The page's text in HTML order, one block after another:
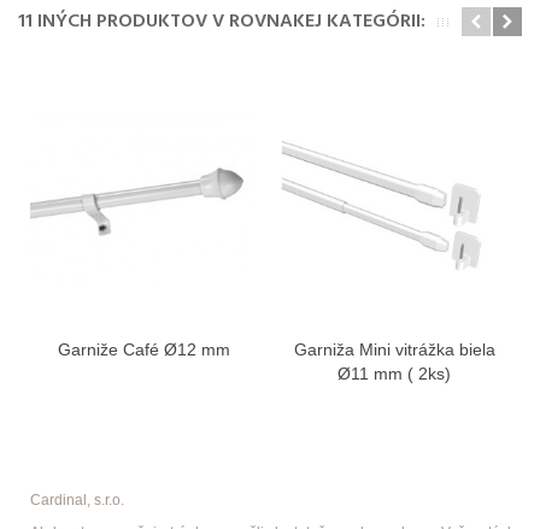
11 INÝCH PRODUKTOV V ROVNAKEJ KATEGÓRII:
Garniže Café Ø12 mm
Garniža Mini vitrážka biela
Ø11 mm ( 2ks)
Cardinal, s.r.o.